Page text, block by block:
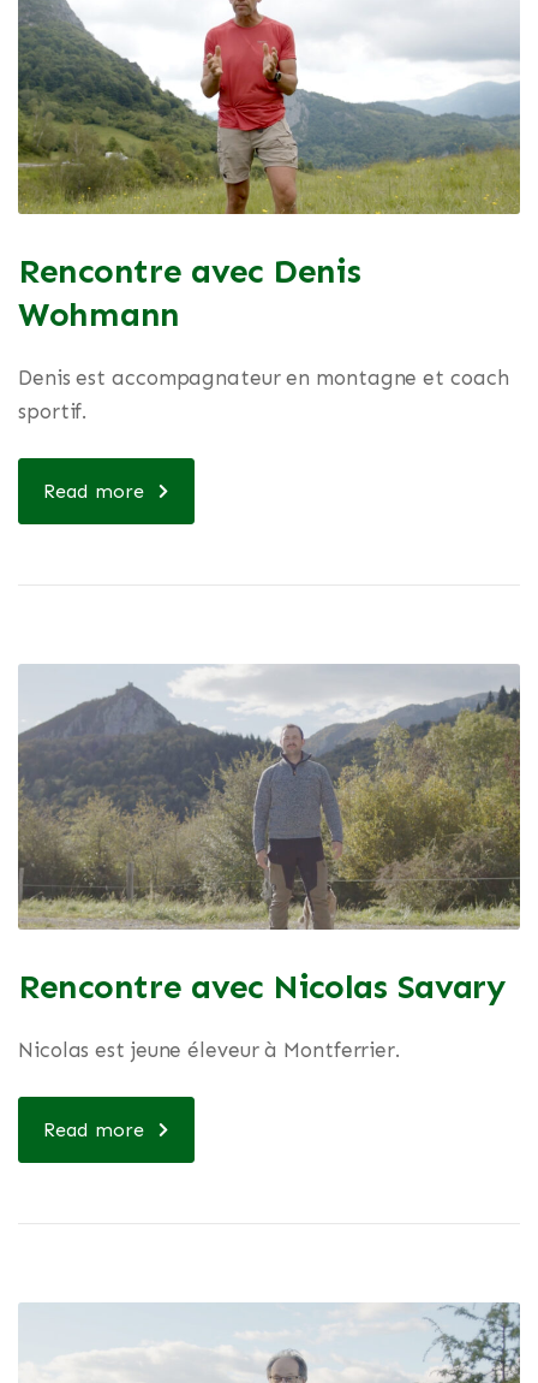
Rencontre avec Denis
Wohmann
Denis est accompagnateur en montagne et coach
sportif.
Read more
Rencontre avec Nicolas Savary
Nicolas est jeune éleveur à Montferrier.
Read more